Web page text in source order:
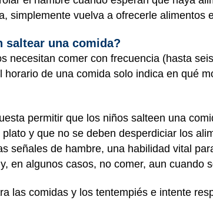
simplemente vuelva a ofrecerle alimentos
saltear una comida?
necesitan comer con frecuencia (hasta
horario de una comida solo indica en qué
permitir que los niños salteen una
y que no se deben desperdiciar los
señales de hambre, una habilidad vital
en algunos casos, no comer, aun cuando
las comidas y los tentempiés e intente